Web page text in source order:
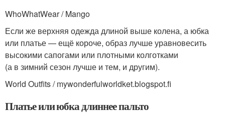
WhoWhatWear / Mango
Если же верхняя одежда длиной выше колена, а юбка
или платье — ещё короче, образ лучше уравновесить
высокими сапогами или плотными колготками
(а в зимний сезон лучше и тем, и другим).
World Outfits / mywonderfulworldket.blogspot.fi
Платье или юбка длиннее пальто